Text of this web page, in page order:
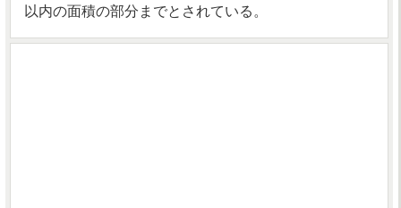
以内の面積の部分までとされている。